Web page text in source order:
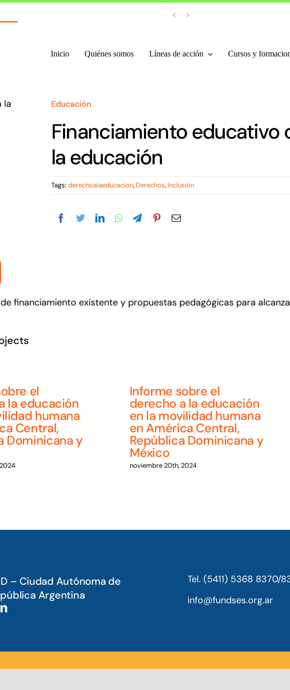
 
Inicio Quiénes somos Líneas de acción Cursos y
Educación
Financiamiento educativo
la educación
Tags: derechoalaeducacion, Derechos, Inclusión
financiamiento existente y propuestas pedagógicas para
el
la educación
humana
Central,
Dominicana y
Informe sobre el
derecho a la educación
en la movilidad humana
en América Central,
República Dominicana y
México
noviembre 20th, 2024
– Ciudad Autónoma de
Argentina
Tel. (5411) 5368 8370/
info@fundses.org.ar